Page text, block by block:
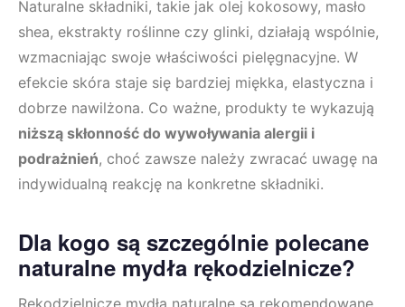
Naturalne składniki, takie jak olej kokosowy, masło
shea, ekstrakty roślinne czy glinki, działają wspólnie,
wzmacniając swoje właściwości pielęgnacyjne. W
efekcie skóra staje się bardziej miękka, elastyczna i
dobrze nawilżona. Co ważne, produkty te wykazują
niższą skłonność do wywoływania alergii i
podrażnień, choć zawsze należy zwracać uwagę na
indywidualną reakcję na konkretne składniki.
Dla kogo są szczególnie polecane
naturalne mydła rękodzielnicze?
Rękodzielnicze mydła naturalne są rekomendowane